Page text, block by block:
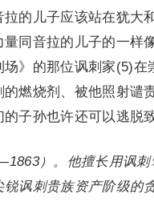
的儿子应该站在犹大
同音拉的儿子的一样
》的那位讽刺家(5)
燃烧剂、被他照射谴
子孙也许还可以逃脱
）。他擅长用讽
讽刺贵族资产阶级的